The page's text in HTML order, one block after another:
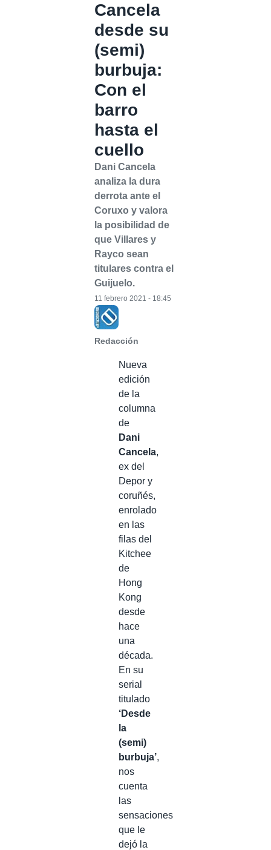
Cancela
desde su
(semi)
burbuja:
Con el
barro
hasta el
cuello
Dani Cancela
analiza la dura
derrota ante el
Coruxo y valora
la posibilidad de
que Villares y
Rayco sean
titulares contra el
Guijuelo.
Redacción
11 febrero 2021 - 18:45
Nueva
edición
de la
columna
de
Dani
Cancela,
ex del
Depor y
coruñés,
enrolado
en las
filas del
Kitchee
de
Hong
Kong
desde
hace
una
década.
En su
serial
titulado
‘Desde
la
(semi)
burbuja’,
nos
cuenta
las
sensaciones
que le
dejó la